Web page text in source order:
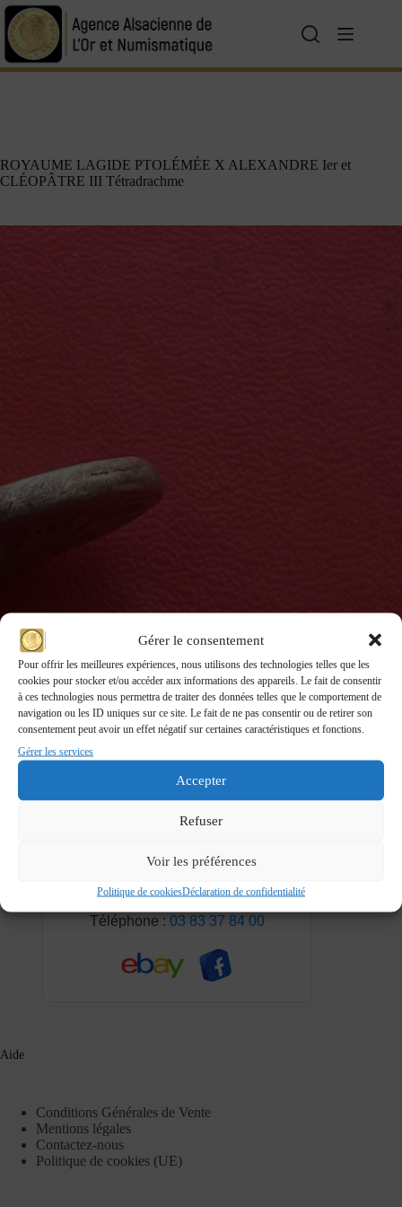
Gérer le consentement
Pour offrir les meilleures expériences, nous utilisons des technologies telles que les
cookies pour stocker et/ou accéder aux informations des appareils. Le fait de consentir
à ces technologies nous permettra de traiter des données telles que le comportement de
navigation ou les ID uniques sur ce site. Le fait de ne pas consentir ou de retirer son
consentement peut avoir un effet négatif sur certaines caractéristiques et fonctions.
Gérer les services
Accepter
Refuser
Voir les préférences
Politique de cookiesDéclaration de confidentialité
ROYAUME LAGIDE PTOLÉMÉE X ALEXANDRE Ier et
CLÉOPÂTRE III Tétradrachme
ROYAUME LAGIDE - PTOLÉMÉE X ALEXANDRE Ier
ROYAUME LAGIDE – PTOLÉMÉE X ALEXANDRE Ier
CLÉOPÂTRE III Tétradrachme
Nancy
Téléphone : 03 83 37 84 00
Aide
Conditions Générales de Vente
Mentions légales
Contactez-nous
Politique de cookies (UE)